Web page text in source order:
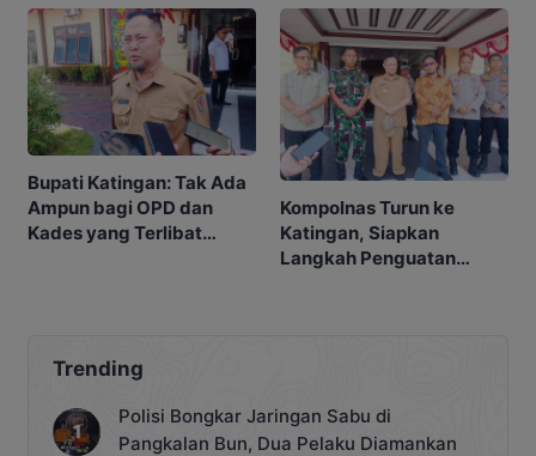
Bupati Katingan: Tak Ada
Ampun bagi OPD dan
Kades yang Terlibat
Kompolnas Turun ke
Katingan, Siapkan
Langkah Penguatan
Trending
Polisi Bongkar Jaringan Sabu di
Pangkalan Bun, Dua Pelaku Diamankan